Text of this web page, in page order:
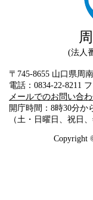
法人
〒745-8655 山口県周
電話：0834-22-8211
メールでのお問い合
開庁時間：8時30分か
（土・日曜日、祝日
Copyright